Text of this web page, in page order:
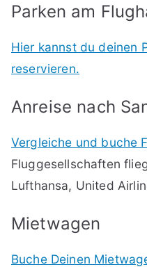
Parken am
Hier kannst du deinen
reservieren.
Anreise nach
Vergleiche und buche
Fluggesellschaften
Lufthansa, United
Mietwagen
Buche Deinen